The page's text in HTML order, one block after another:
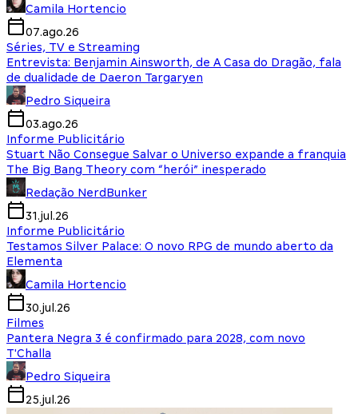
Camila Hortencio
07.ago.26
Séries, TV e Streaming
Entrevista: Benjamin Ainsworth, de A Casa do Dragão, fala
de dualidade de Daeron Targaryen
Pedro Siqueira
03.ago.26
Informe Publicitário
Stuart Não Consegue Salvar o Universo expande a franquia
The Big Bang Theory com “herói” inesperado
Redação NerdBunker
31.jul.26
Informe Publicitário
Testamos Silver Palace: O novo RPG de mundo aberto da
Elementa
Camila Hortencio
30.jul.26
Filmes
Pantera Negra 3 é confirmado para 2028, com novo
T'Challa
Pedro Siqueira
25.jul.26